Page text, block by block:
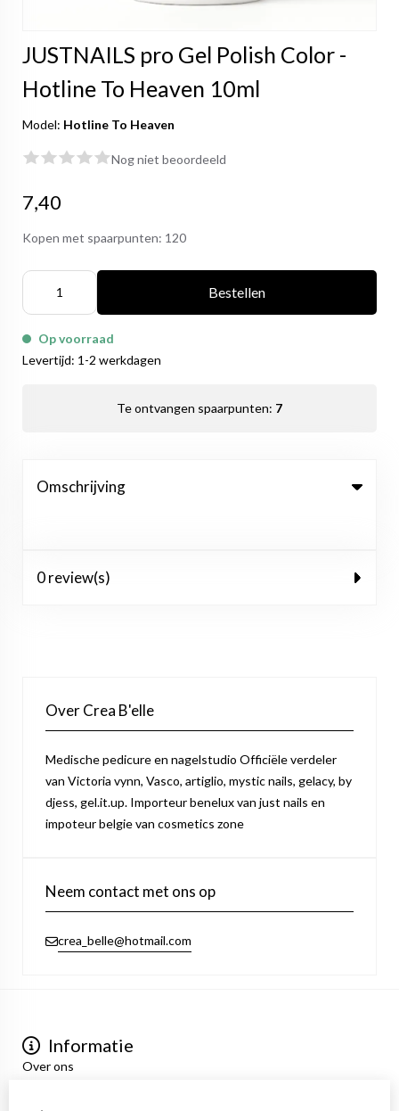
JUSTNAILS pro Gel Polish Color -
Hotline To Heaven 10ml
Model: Hotline To Heaven
Nog niet beoordeeld
7,40
Kopen met spaarpunten: 120
Bestellen
Op voorraad
Levertijd: 1-2 werkdagen
Te ontvangen spaarpunten: 7
Omschrijving
0 review(s)
Over Crea B'elle
Medische pedicure en nagelstudio Officiële verdeler
van Victoria vynn, Vasco, artiglio, mystic nails, gelacy, by
djess, gel.it.up. Importeur benelux van just nails en
impoteur belgie van cosmetics zone
Neem contact met ons op
crea_belle@hotmail.com
Informatie
Over ons